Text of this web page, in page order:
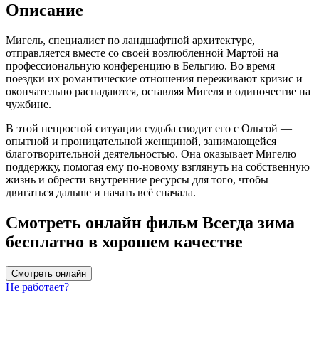
Описание
Мигель, специалист по ландшафтной архитектуре,
отправляется вместе со своей возлюбленной Мартой на
профессиональную конференцию в Бельгию. Во время
поездки их романтические отношения переживают кризис и
окончательно распадаются, оставляя Мигеля в одиночестве на
чужбине.
В этой непростой ситуации судьба сводит его с Ольгой —
опытной и проницательной женщиной, занимающейся
благотворительной деятельностью. Она оказывает Мигелю
поддержку, помогая ему по-новому взглянуть на собственную
жизнь и обрести внутренние ресурсы для того, чтобы
двигаться дальше и начать всё сначала.
Смотреть онлайн фильм Всегда зима
бесплатно в хорошем качестве
Смотреть онлайн
Не работает?